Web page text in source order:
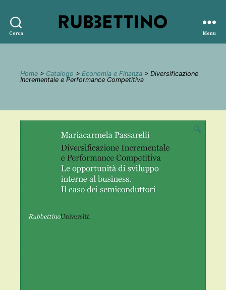
Cerca
editore
Menu
Home > Catalogo > Economia e Finanza > Diversificazione
Incrementale e Performance Competitiva
🔍